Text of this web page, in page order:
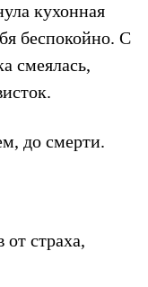
кухонная
беспокойно. С
смеялась,
до смерти.
страха,